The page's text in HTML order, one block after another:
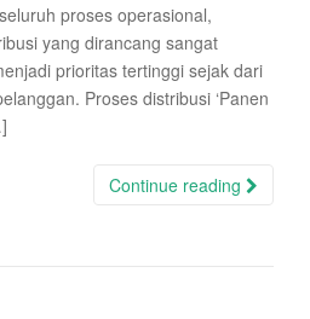
proses operasional,
yang dirancang sangat
prioritas tertinggi sejak dari
Proses distribusi ‘Panen
Continue reading